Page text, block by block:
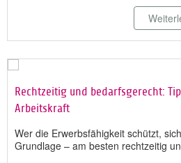
Rechtzeitig und bedarfsgerecht:
Arbeitskraft
Wer die Erwerbsfähigkeit schützt,
Grundlage – am besten rechtzeitig